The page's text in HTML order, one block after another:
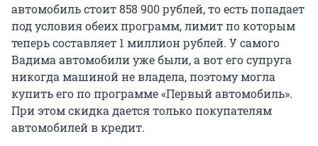
автомобиль стоит 858 900 рублей, то есть попадает
под условия обеих программ, лимит по которым
теперь составляет 1 миллион рублей. У самого
Вадима автомобили уже были, а вот его супруга
никогда машиной не владела, поэтому могла
купить его по программе «Первый автомобиль».
При этом скидка дается только покупателям
автомобилей в кредит.